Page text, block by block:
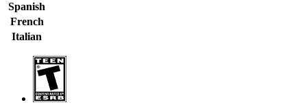
Spanish
French
Italian